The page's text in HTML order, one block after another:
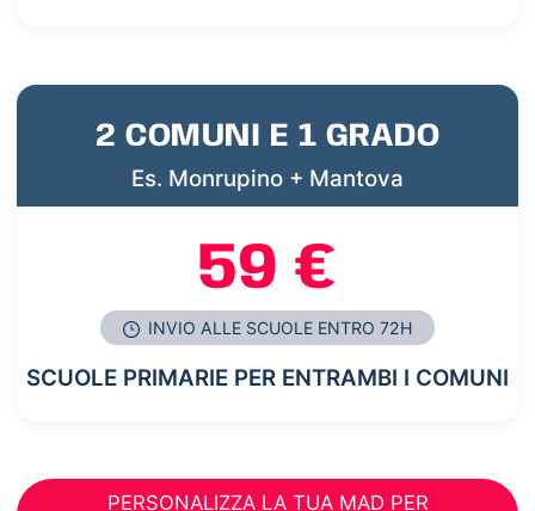
2 COMUNI E 1 GRADO
Es. Monrupino + Mantova
59 €
INVIO ALLE SCUOLE ENTRO 72H
SCUOLE PRIMARIE PER ENTRAMBI I COMUNI
PERSONALIZZA LA TUA MAD PER